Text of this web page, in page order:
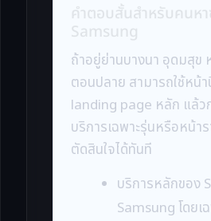
ถ้าอยู่ย่านบางนา อุดมสุข
ตอนปลาย สามารถใช้หน้
landing page หลัก แล้ว
บริการเฉพาะรุ่นหรือหน้า
ตัดสินใจได้ทันที
บริการหลักของ
Samsung โดยเ